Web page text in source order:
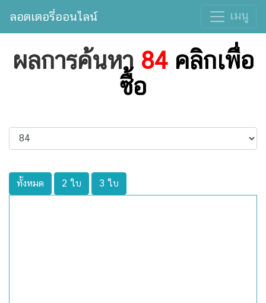
ลอตเตอรี่ออนไลน์ เมนู
ผลการค้นหา 84 คลิกเพื่อ
ซื้อ
ทั้งหมด 2 ใบ 3 ใบ